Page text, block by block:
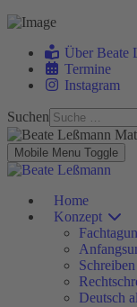
Über Beate
Termine
Instagram
Suchen
Mobile Menu Toggle
Home
Konzept
Schreiben
Deutsch